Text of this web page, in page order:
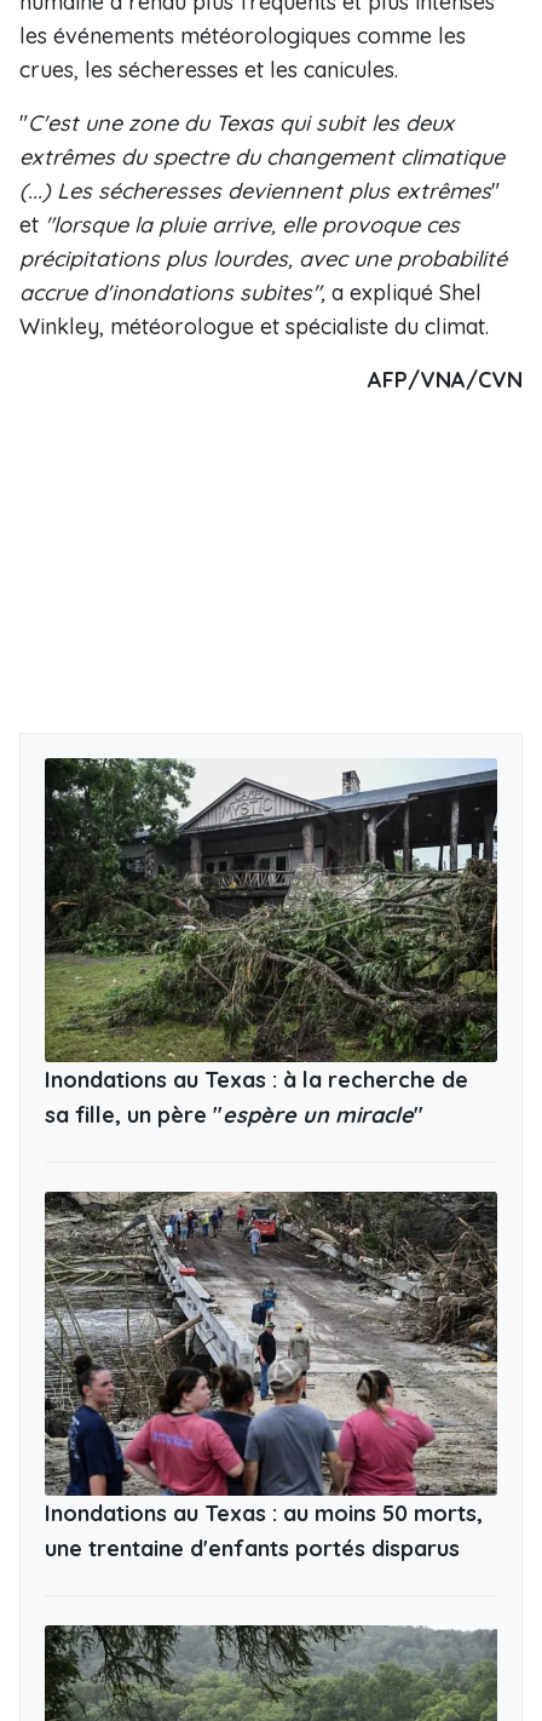
les événements météorologiques comme les
crues, les sécheresses et les canicules.
"C'est une zone du Texas qui subit les deux
extrêmes du spectre du changement climatique
(...) Les sécheresses deviennent plus extrêmes"
et "lorsque la pluie arrive, elle provoque ces
précipitations plus lourdes, avec une probabilité
accrue d'inondations subites", a expliqué Shel
Winkley, météorologue et spécialiste du climat.
AFP/VNA/CVN
Inondations au Texas : à la recherche de
sa fille, un père "espère un miracle"
Inondations au Texas : au moins 50 morts,
une trentaine d'enfants portés disparus